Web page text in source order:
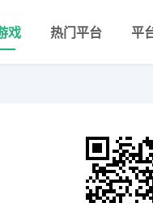
戏 热门平台 平